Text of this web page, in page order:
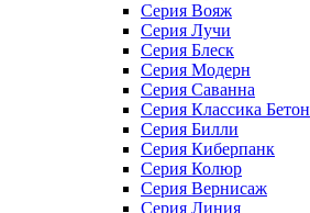
Серия Вояж
Серия Лучи
Серия Блеск
Серия Модерн
Серия Саванна
Серия Классика Бетон
Серия Билли
Серия Киберпанк
Серия Колюр
Серия Вернисаж
Серия Линия